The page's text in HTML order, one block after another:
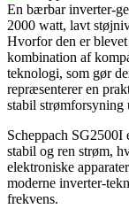
En bærbar inverter-
2000 watt, lavt
Hvorfor den er
kombination af
teknologi, som gør
repræsenterer en
stabil strømforsyning
Scheppach SG2500I
stabil og ren strøm,
elektroniske
moderne inverter-
frekvens.